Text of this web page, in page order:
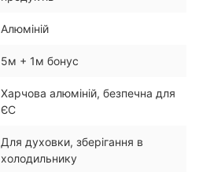
Алюміній
5м + 1м бонус
Харчова алюміній, безпечна для
ЄС
Для духовки, зберігання в
холодильнику